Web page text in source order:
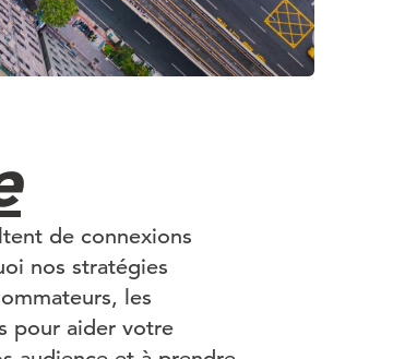
de connexions
nos stratégies
les
pour aider votre